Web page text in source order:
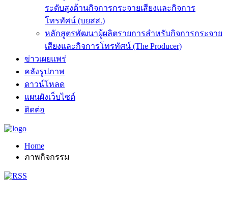
ระดับสูงด้านกิจการกระจายเสียงและกิจการ
โทรทัศน์ (บยสส.)
หลักสูตรพัฒนาผู้ผลิตรายการสำหรับกิจการกระจาย
เสียงและกิจการโทรทัศน์ (The Producer)
ข่าวเผยแพร่
คลังรูปภาพ
ดาวน์โหลด
แผนผังเว็บไซต์
ติดต่อ
Home
ภาพกิจกรรม